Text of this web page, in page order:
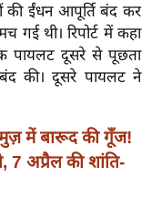
ईंधन आपूर्ति बंद कर
गई थी। रिपोर्ट में कहा
पायलट दूसरे से पूछता
की। दूसरे पायलट ने
में बारूद की गूँज!
7 अप्रैल की शांति-